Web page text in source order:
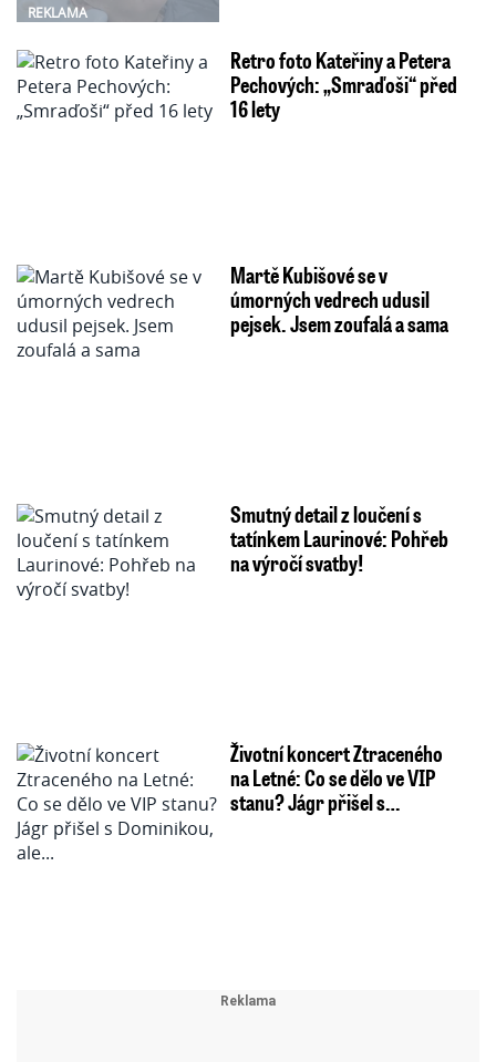
REKLAMA
Retro foto Kateřiny a Petera
Pechových: „Smraďoši“ před
16 lety
Martě Kubišové se v
úmorných vedrech udusil
pejsek. Jsem zoufalá a sama
Smutný detail z loučení s
tatínkem Laurinové: Pohřeb
na výročí svatby!
Životní koncert Ztraceného
na Letné: Co se dělo ve VIP
stanu? Jágr přišel s…